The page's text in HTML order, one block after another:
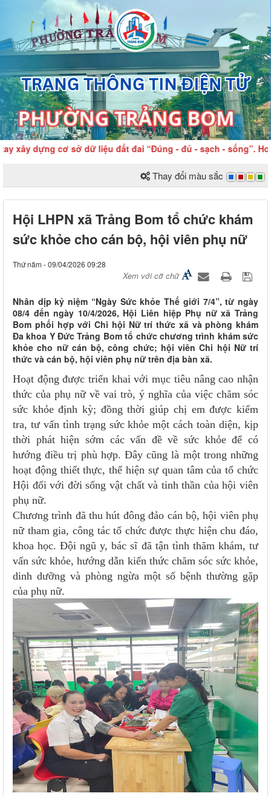
dựng cơ sở dữ liệu đất đai “Đúng - đủ - sạch - sống”.
Thay đổi màu sắc
Hội LHPN xã Trảng Bom tổ chức khám
sức khỏe cho cán bộ, hội viên phụ nữ
Thứ năm - 09/04/2026 09:28
Xem với cỡ chữ
Nhân dịp kỷ niệm “Ngày Sức khỏe Thế giới 7/4”, từ ngày
08/4 đến ngày 10/4/2026, Hội Liên hiệp Phụ nữ xã Trảng
Bom phối hợp với Chi hội Nữ trí thức xã và phòng khám
Đa khoa Y Đức Trảng Bom tổ chức chương trình khám sức
khỏe cho nữ cán bộ, công chức; hội viên Chi hội Nữ trí
thức và cán bộ, hội viên phụ nữ trên địa bàn xã.
Hoạt động được triển khai với mục tiêu nâng cao nhận
thức của phụ nữ về vai trò, ý nghĩa của việc chăm sóc
sức khỏe định kỳ; đồng thời giúp chị em được kiểm
tra, tư vấn tình trạng sức khỏe một cách toàn diện, kịp
thời phát hiện sớm các vấn đề về sức khỏe để có
hướng điều trị phù hợp. Đây cũng là một trong những
hoạt động thiết thực, thể hiện sự quan tâm của tổ chức
Hội đối với đời sống vật chất và tinh thần của hội viên
phụ nữ.
Chương trình đã thu hút đông đảo cán bộ, hội viên phụ
nữ tham gia, công tác tổ chức được thực hiện chu đáo,
khoa học. Đội ngũ y, bác sĩ đã tận tình thăm khám, tư
vấn sức khỏe, hướng dẫn kiến thức chăm sóc sức khỏe,
dinh dưỡng và phòng ngừa một số bệnh thường gặp
của phụ nữ.